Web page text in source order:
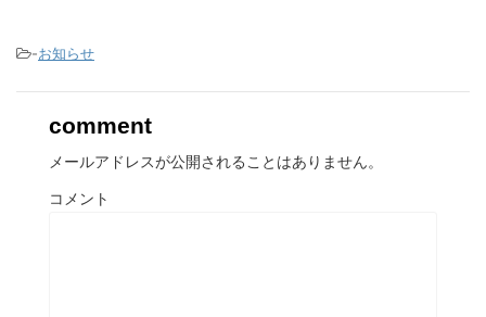
-お知らせ
comment
メールアドレスが公開されることはありません。
コメント